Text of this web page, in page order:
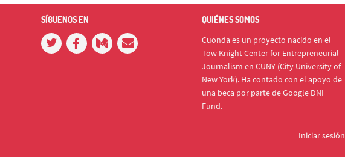
SÍGUENOS EN QUIÉNES SOMOS
Cuonda es un proyecto nacido en el
Tow Knight Center for Entrepreneurial
Journalism en CUNY (City University of
New York). Ha contado con el apoyo de
una beca por parte de Google DNI
Fund.
Iniciar sesión